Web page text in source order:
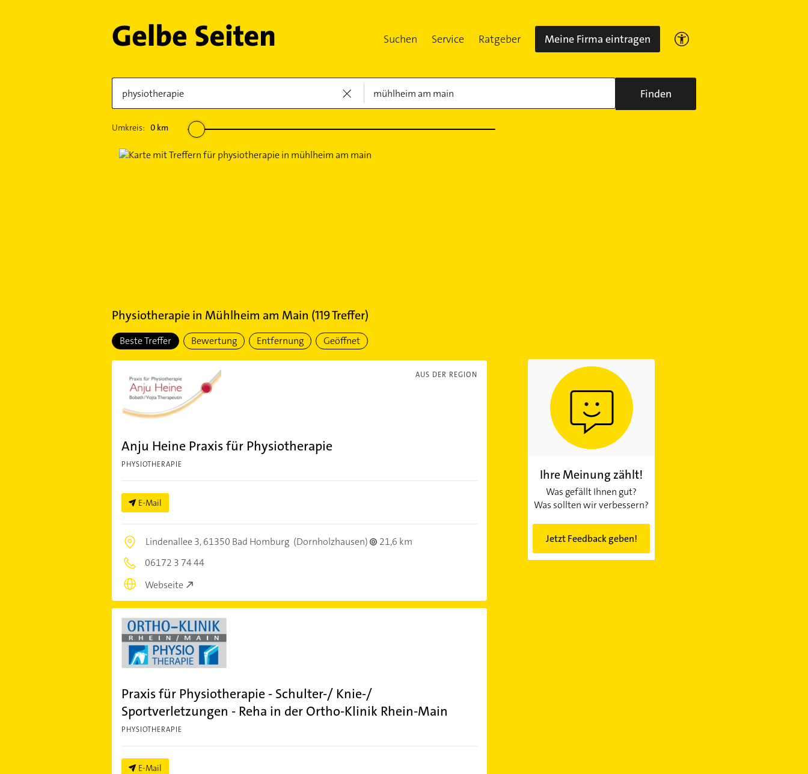
Suchen Service Ratgeber Meine Firma eintragen
Finden
Umkreis: 0km
Physiotherapiein Mühlheim am Main (119Treffer)
Beste Treffer Bewertung Entfernung Geöffnet
AUS DER REGION
Anju Heine Praxis für Physiotherapie
PHYSIOTHERAPIE
E-Mail
Lindenallee 3,61350 Bad Homburg (Dornholzhausen)
21,6 km
06172 3 74 44
Webseite
Praxis für Physiotherapie - Schulter-/ Knie-/
Sportverletzungen - Reha in der Ortho-Klinik Rhein-Main
PHYSIOTHERAPIE
E-Mail
Ihre Meinung zählt!
Was gefällt Ihnen gut?
Was sollten wir verbessern?
Jetzt Feedback geben!